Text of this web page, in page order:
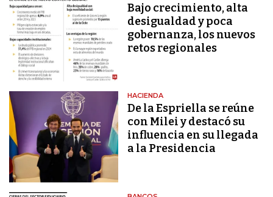
Bajo crecimiento, alta
desigualdad y poca
gobernanza, los nuevos
retos regionales
HACIENDA
De la Espriella se reúne
con Milei y destacó su
influencia en su llegada
a la Presidencia